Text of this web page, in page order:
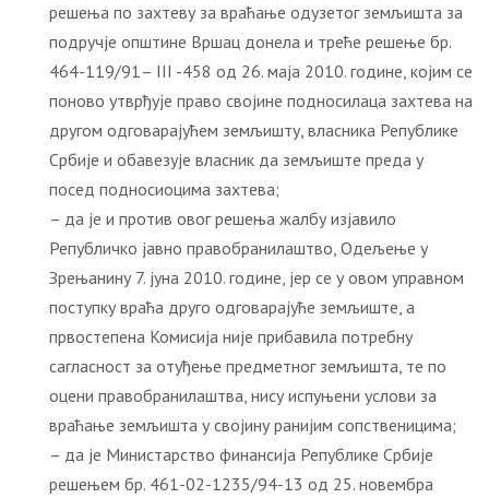
решења по захтеву за враћање одузетог земљишта за
подручје општине Вршац донела и треће решење бр.
464-119/91– III -458 од 26. маја 2010. године, којим се
поново утврђује право својине подносилаца захтева на
другом одговарајућем земљишту, власника Републике
Србије и обавезује власник да земљиште преда у
посед подносиоцима захтева;
– да је и против овог решења жалбу изјавило
Републичко јавно правобранилаштво, Одељење у
Зрењанину 7. јуна 2010. године, јер се у овом управном
поступку враћа друго одговарајуће земљиште, а
првостепена Комисија није прибавила потребну
сагласност за отуђење предметног земљишта, те по
оцени правобранилаштва, нису испуњени услови за
враћање земљишта у својину ранијим сопственицима;
– да је Министарство финансија Републике Србије
решењем бр. 461-02-1235/94-13 од 25. новембра